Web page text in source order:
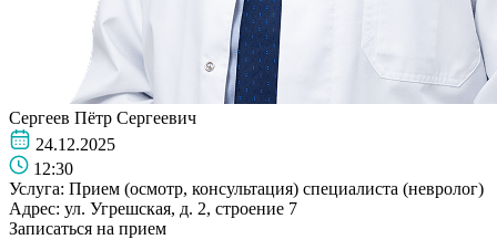
Сергеев Пётр Сергеевич
24.12.2025
12:30
Услуга: Прием (осмотр, консультация) специалиста (невролог)
Адрес: ул. Угрешская, д. 2, строение 7
Записаться на прием